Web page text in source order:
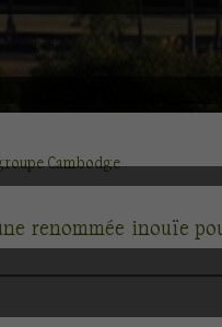
Cambodge
renommée inouïe
de l’humanité.